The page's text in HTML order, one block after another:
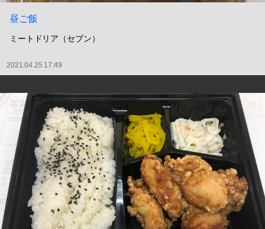
昼ご飯
ミートドリア（セブン）
2021.04.25 17:49